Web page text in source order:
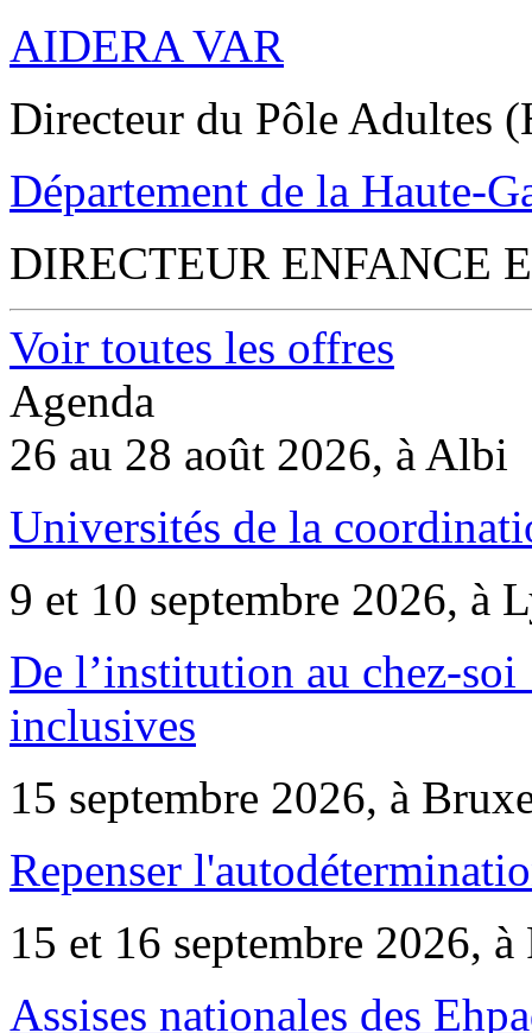
AIDERA VAR
Directeur du Pôle Adultes
Département de la Haute-
DIRECTEUR ENFANCE
Voir toutes les offres
Agenda
26 au 28 août 2026, à Albi
Universités de la
9 et 10 septembre 2026, à
De l’institution au chez-
inclusives
15 septembre 2026, à
Repenser
15 et 16 septembre 2026, à
Assises nationales des